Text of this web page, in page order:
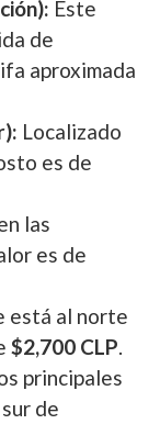
Este
de
aproximada
Localizado
es de
las
es de
está al norte
$2,700 CLP
principales
de